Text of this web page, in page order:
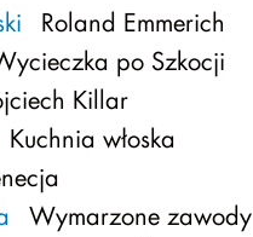
Roland Emmerich
po Szkocji
Killar
Kuchnia włoska
Wymarzone zawody